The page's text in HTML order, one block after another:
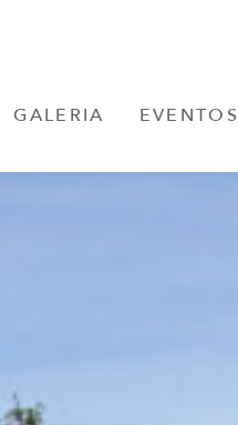
GALERIA EVENTOS